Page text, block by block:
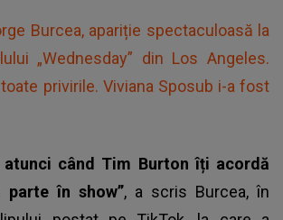
Burcea, apariție spectaculoasă la
„Wednesday” din Los Angeles.
privirile. Viviana Sposub i-a fost
atunci când Tim Burton îți acordă
în show”, a scris Burcea, în